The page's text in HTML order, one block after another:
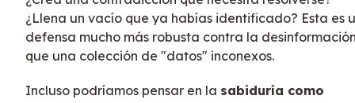
¿Llena un vacío que ya habías identificado? Esta es
defensa mucho más robusta contra la
que una colección de "datos" inconexos.
Incluso podríamos pensar en la sabiduría como